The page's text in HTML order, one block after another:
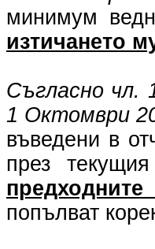
минимум
изтичането
Съгласно чл.
1 Октомври
въведени в
през
попълват